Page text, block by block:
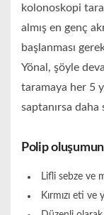
kolonoskopi
almış en genç
başlanması
Yönal, şöyle
taramaya her 5
saptanırsa daha
Polip
Lifli sebze ve
Kırmızı eti ve